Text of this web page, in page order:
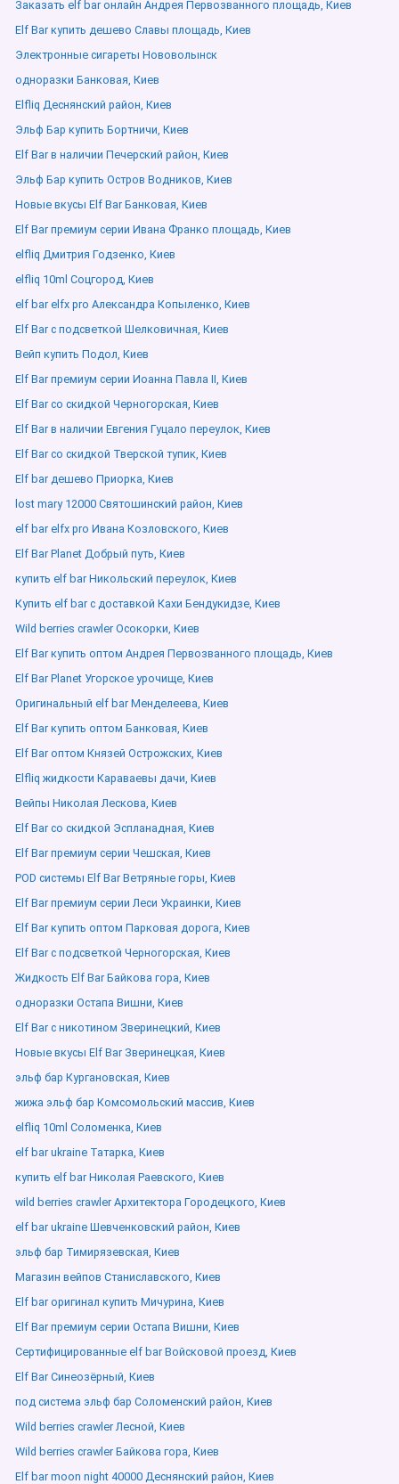
Заказать elf bar онлайн Андрея Первозванного площадь, Киев
Elf Bar купить дешево Славы площадь, Киев
Электронные сигареты Нововолынск
одноразки Банковая, Киев
Elfliq Деснянский район, Киев
Эльф Бар купить Бортничи, Киев
Elf Bar в наличии Печерский район, Киев
Эльф Бар купить Остров Водников, Киев
Новые вкусы Elf Bar Банковая, Киев
Elf Bar премиум серии Ивана Франко площадь, Киев
elfliq Дмитрия Годзенко, Киев
elfliq 10ml Соцгород, Киев
elf bar elfx pro Александра Копыленко, Киев
Elf Bar с подсветкой Шелковичная, Киев
Вейп купить Подол, Киев
Elf Bar премиум серии Иоанна Павла ІІ, Киев
Elf Bar со скидкой Черногорская, Киев
Elf Bar в наличии Евгения Гуцало переулок, Киев
Elf Bar со скидкой Тверской тупик, Киев
Elf bar дешево Приорка, Киев
lost mary 12000 Святошинский район, Киев
elf bar elfx pro Ивана Козловского, Киев
Elf Bar Planet Добрый путь, Киев
купить elf bar Никольский переулок, Киев
Купить elf bar с доставкой Кахи Бендукидзе, Киев
Wild berries crawler Осокорки, Киев
Elf Bar купить оптом Андрея Первозванного площадь, Киев
Elf Bar Planet Угорское урочище, Киев
Оригинальный elf bar Менделеева, Киев
Elf Bar купить оптом Банковая, Киев
Elf Bar оптом Князей Острожских, Киев
Elfliq жидкости Караваевы дачи, Киев
Вейпы Николая Лескова, Киев
Elf Bar со скидкой Эспланадная, Киев
Elf Bar премиум серии Чешская, Киев
POD системы Elf Bar Ветряные горы, Киев
Elf Bar премиум серии Леси Украинки, Киев
Elf Bar купить оптом Парковая дорога, Киев
Elf Bar с подсветкой Черногорская, Киев
Жидкость Elf Bar Байкова гора, Киев
одноразки Остапа Вишни, Киев
Elf Bar с никотином Зверинецкий, Киев
Новые вкусы Elf Bar Зверинецкая, Киев
эльф бар Кургановская, Киев
жижа эльф бар Комсомольский массив, Киев
elfliq 10ml Соломенка, Киев
elf bar ukraine Татарка, Киев
купить elf bar Николая Раевского, Киев
wild berries crawler Архитектора Городецкого, Киев
elf bar ukraine Шевченковский район, Киев
эльф бар Тимирязевская, Киев
Магазин вейпов Станиславского, Киев
Elf bar оригинал купить Мичурина, Киев
Elf Bar премиум серии Остапа Вишни, Киев
Сертифицированные elf bar Войсковой проезд, Киев
Elf Bar Синеозёрный, Киев
под система эльф бар Соломенский район, Киев
Wild berries crawler Лесной, Киев
Wild berries crawler Байкова гора, Киев
Elf bar moon night 40000 Деснянский район, Киев